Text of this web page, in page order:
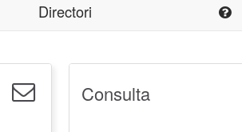
Directori
Consulta